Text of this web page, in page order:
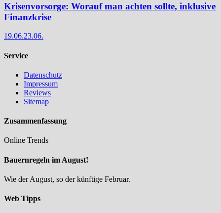
Krisenvorsorge: Worauf man achten sollte, inklusive
Finanzkrise
19.06.23.06.
Service
Datenschutz
Impressum
Reviews
Sitemap
Zusammenfassung
Online Trends
Bauernregeln im August!
Wie der August, so der künftige Februar.
Web Tipps